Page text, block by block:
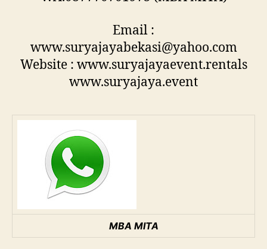
Email :
www.suryajayabekasi@yahoo.com
Website : www.suryajayaevent.rentals
www.suryajaya.event
MBA MITA